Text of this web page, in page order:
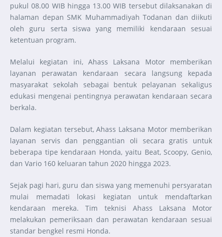
pukul 08.00 WIB hingga 13.00 WIB tersebut dilaksanakan di
halaman depan SMK Muhammadiyah Todanan dan diikuti
oleh guru serta siswa yang memiliki kendaraan sesuai
ketentuan program.
Melalui kegiatan ini, Ahass Laksana Motor memberikan
layanan perawatan kendaraan secara langsung kepada
masyarakat sekolah sebagai bentuk pelayanan sekaligus
edukasi mengenai pentingnya perawatan kendaraan secara
berkala.
Dalam kegiatan tersebut, Ahass Laksana Motor memberikan
layanan servis dan penggantian oli secara gratis untuk
beberapa tipe kendaraan Honda, yaitu Beat, Scoopy, Genio,
dan Vario 160 keluaran tahun 2020 hingga 2023.
Sejak pagi hari, guru dan siswa yang memenuhi persyaratan
mulai memadati lokasi kegiatan untuk mendaftarkan
kendaraan mereka. Tim teknisi Ahass Laksana Motor
melakukan pemeriksaan dan perawatan kendaraan sesuai
standar bengkel resmi Honda.